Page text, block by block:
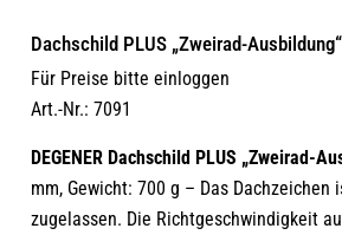
Dachschild PLUS „Zweirad-Ausbildung“
Für Preise bitte einloggen
Art.-Nr.: 7091
DEGENER Dachschild PLUS „Zweirad-
mm, Gewicht: 700 g – Das
zugelassen. Die Richtgeschwindigkeit